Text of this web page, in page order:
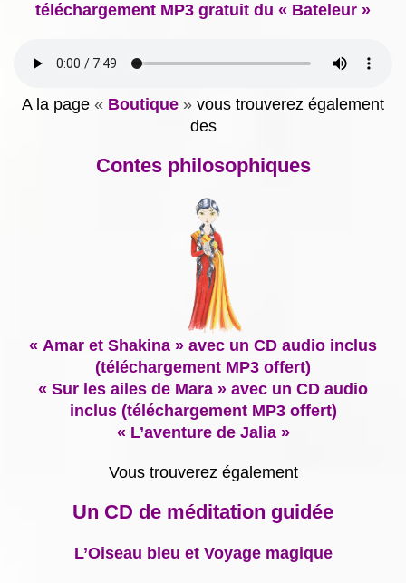
téléchargement MP3 gratuit du « Bateleur »
A la page « Boutique » vous trouverez également
des
Contes philosophiques
« Amar et Shakina » avec un CD audio inclus
(téléchargement MP3 offert)
« Sur les ailes de Mara » avec un CD audio
inclus (téléchargement MP3 offert)
« L’aventure de Jalia »
Vous trouverez également
Un CD de méditation guidée
L’Oiseau bleu et Voyage magique